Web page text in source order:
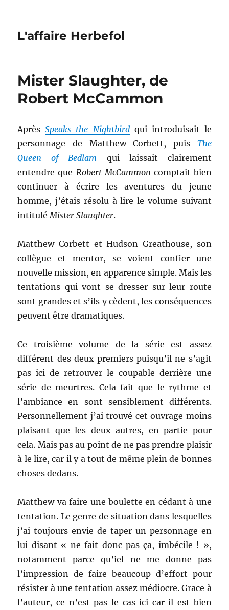
L'affaire Herbefol
Mister Slaughter, de
Robert McCammon
AprèsSpeaks the Nightbirdqui introduisait le
personnage de Matthew Corbett, puis The
Queen of Bedlam qui laissait clairement
entendre que Robert McCammon comptait bien
continuer à écrire les aventures du jeune
homme, j’étais résolu à lire le volume suivant
intituléMister Slaughter.
Matthew Corbett et Hudson Greathouse, son
collègue et mentor, se voient confier une
nouvelle mission, en apparence simple. Mais les
tentations qui vont se dresser sur leur route
sont grandes et s’ils y cèdent, les conséquences
peuvent être dramatiques.
Ce troisième volume de la série est assez
différent des deux premiers puisqu’il ne s’agit
pas ici de retrouver le coupable derrière une
série de meurtres. Cela fait que le rythme et
l’ambiance en sont sensiblement différents.
Personnellement j’ai trouvé cet ouvrage moins
plaisant que les deux autres, en partie pour
cela. Mais pas au point de ne pas prendre plaisir
à le lire, car il y a tout de même plein de bonnes
choses dedans.
Matthew va faire une boulette en cédant à une
tentation. Le genre de situation dans lesquelles
j’ai toujours envie de taper un personnage en
lui disant « ne fait donc pas ça, imbécile ! »,
notamment parce qu’iel ne me donne pas
l’impression de faire beaucoup d’effort pour
résister à une tentation assez médiocre. Grace à
l’auteur, ce n’est pas le cas ici car il est bien